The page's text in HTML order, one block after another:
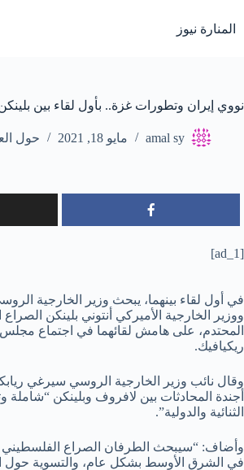
إلى
المحتوى
المنارة نيوز
نووي إيران وتطورات غزة.. بأول لقاء بين
amal sy مايو 18, 2021 حول
[ad_1]
في أول لقاء بينهما، يبحث وزير الخارجية
ووزير الخارجية الأميركي أنتوني بلينكن
المحتدم، على هامش لقائهما في اجتماع
ريكيافيك.
وقال نائب وزير الخارجية الروسي سيرغي
أجندة المحادثات بين لافروف وبلينكن “شاملة
الثنائية والدولية”.
وأضاف: “سيبحث الطرفان الصراع الفلسطيني
في الشرق الأوسط بشكل عام، والتسوية حول